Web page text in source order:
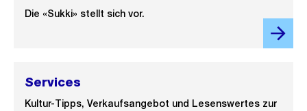
Die «Sukki» stellt sich vor.
Services
Kultur-Tipps, Verkaufsangebot und Lesenswertes zur